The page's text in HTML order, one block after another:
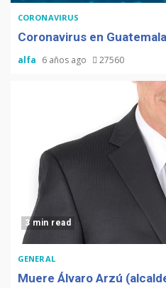
CORONAVIRUS
Coronavirus en
alfa 6 años ago 27560
3 min read
GENERAL
Muere Álvaro Arzú